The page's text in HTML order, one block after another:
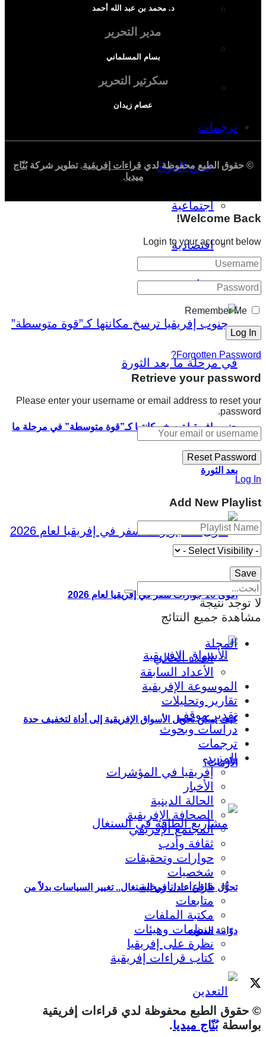
دراسة سياسية
دراسة اقتصادية
ترجمات
جميع المواد
اجتماعية
اقتصادية
سياسية
جنوب إفريقيا ترسخ مكانتها كـ”قوة متوسطة” في مرحلة ما
بعد الثورة
أقوى 10 جوازات سفر في إفريقيا لعام 2026
كيف يمكن تحويل الأسواق الإفريقية إلى أداة لتخفيف حدة
الأزمات؟
تحوُّل طاقي عادل في السنغال.. تغيير السياسات بدلاً من
دوّامة الديون
د. محمد بن عبد الله أحمد
مدير التحرير
بسام المسلماني
سكرتير التحرير
عصام زيدان
© حقوق الطبع محفوظة لدي قراءات إفريقية. تطوير شركةبُنّاج
ميديا.
Welcome Back!
Login to your account below
Remember Me
Forgotten Password?
Retrieve your password
Please enter your username or email address to reset your
password.
Log In
Add New Playlist
لا توجد نتيجة
مشاهدة جميع النتائج
المجلة
العدد الحالي
الأعداد السابقة
الموسوعة الإفريقية
تقارير وتحليلات
تقدير موقف
دراسات وبحوث
ترجمات
المزيد
إفريقيا في المؤشرات
الأخبار
الحالة الدينية
الصحافة الإفريقية
المجتمع الإفريقي
ثقافة وأدب
حوارات وتحقيقات
شخصيات
قراءات تاريخية
متابعات
مكتبة الملفات
منظمات وهيئات
نظرة على إفريقيا
كتاب قراءات إفريقية
© حقوق الطبع محفوظة لدي قراءات إفريقية
بواسطةبُنّاج ميديا.